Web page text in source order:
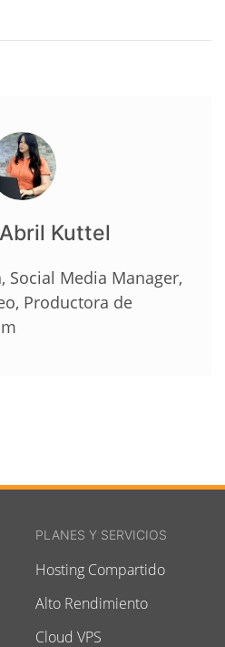
Kuttel
Social Media Manager,
Productora de
PLANES Y SERVICIOS
Hosting Compartido
Alto Rendimiento
Cloud VPS